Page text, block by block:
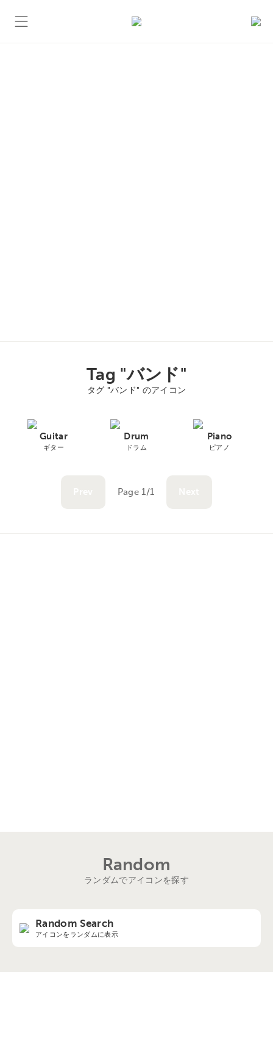
Tag "バンド"
タグ "バンド" のアイコン
Guitar
ギター
Drum
ドラム
Piano
ピアノ
Page 1/1
Random
ランダムでアイコンを探す
Random Search
アイコンをランダムに表示